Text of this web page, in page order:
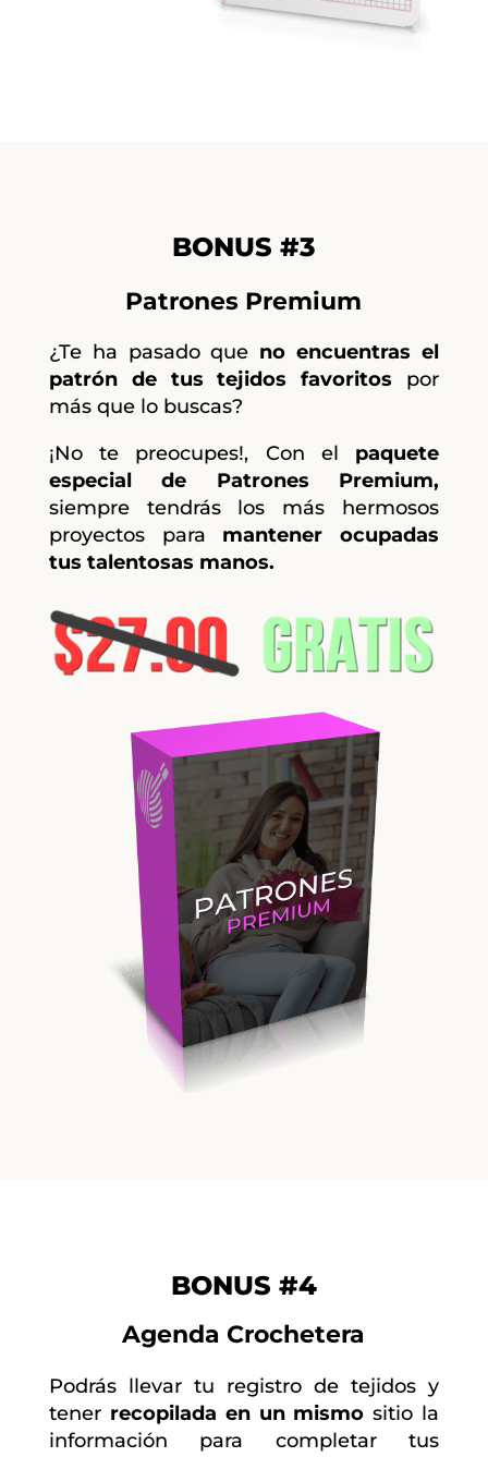
BONUS #3
Patrones Premium
¿Te ha pasado que no encuentras el
patrón de tus tejidos favoritos por
más que lo buscas?
¡No te preocupes!, Con el paquete
especial de Patrones Premium,
siempre tendrás los más hermosos
proyectos para mantener ocupadas
tus talentosas manos.
BONUS #4
Agenda Crochetera
Podrás llevar tu registro de tejidos y
tener recopilada en un mismo sitio la
información para completar tus